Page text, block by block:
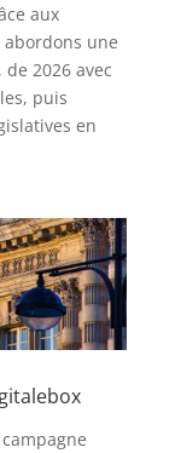
aux
une
2026 avec
puis
en